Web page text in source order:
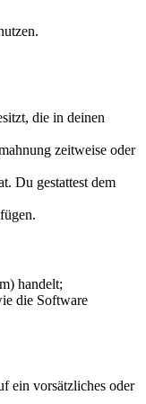
die in deinen
zeitweise oder
Du gestattest dem
handelt;
die Software
ein vorsätzliches oder